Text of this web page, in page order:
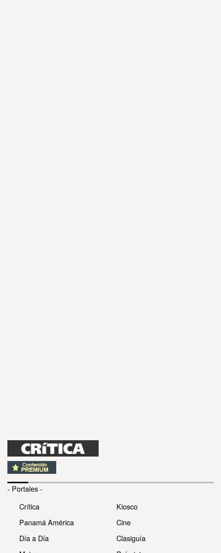
- Portales -
Crítica
Panamá América
Día a Día
Kiosco
Cine
Clasiguía